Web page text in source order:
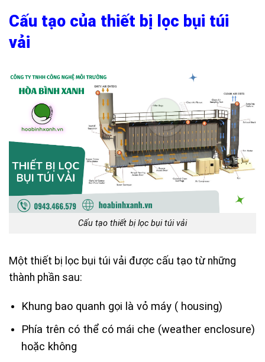
Cấu tạo của thiết bị lọc bụi túi
vải
Cấu tạo thiết bị lọc bụi túi vải
Một thiết bị lọc bụi túi vải được cấu tạo từ những
thành phần sau:
Khung bao quanh gọi là vỏ máy ( housing)
Phía trên có thể có mái che (weather enclosure)
hoặc không